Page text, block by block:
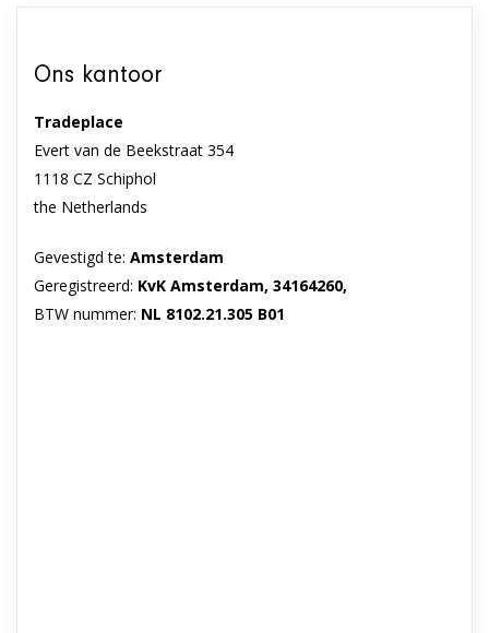
Ons kantoor
Tradeplace
Evert van de Beekstraat 354
1118 CZ Schiphol
the Netherlands
Gevestigd te: Amsterdam
Geregistreerd: KvK Amsterdam, 34164260,
BTW nummer: NL 8102.21.305 B01